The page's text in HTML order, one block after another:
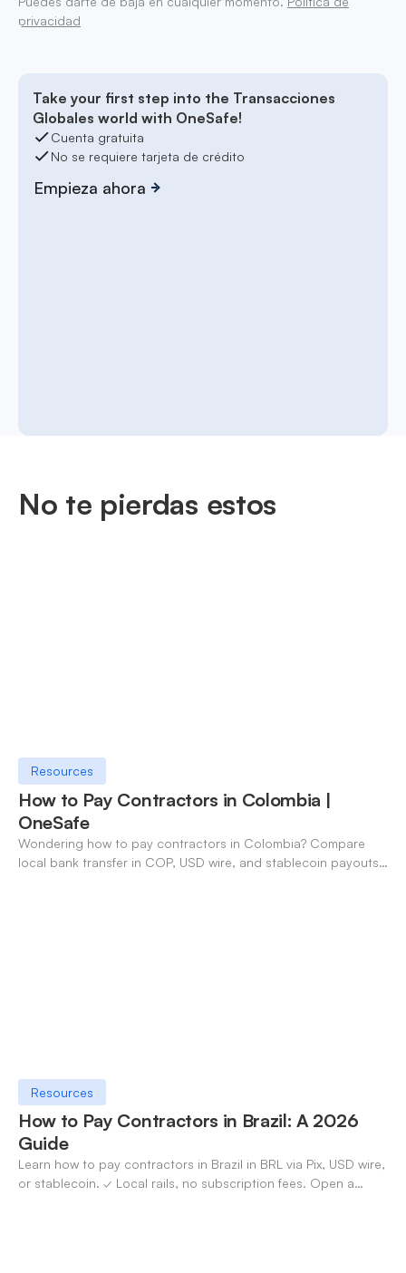
privacidad
Take your first step into the Transacciones
Globales world with OneSafe!
Cuenta gratuita
No se requiere tarjeta de crédito
Empieza ahora
No te pierdas estos
Resources
How to Pay Contractors in Colombia |
OneSafe
Wondering how to pay contractors in Colombia? Compare
local bank transfer in COP, USD wire, and stablecoin payouts.
Resources
How to Pay Contractors in Brazil: A 2026
Guide
Learn how to pay contractors in Brazil in BRL via Pix, USD wire,
or stablecoin. ✓ Local rails, no subscription fees. Open a